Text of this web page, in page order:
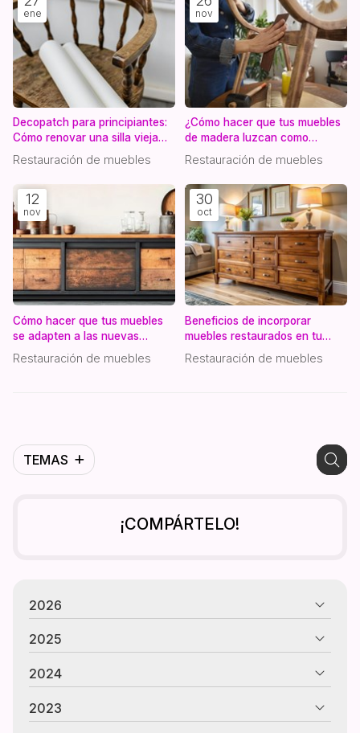
TEMAS
ene
Decopatch para principiantes:
Cómo renovar una silla vieja
paso a paso
Restauración de muebles
nov
¿Cómo hacer que tus muebles
de madera luzcan como
nuevos?
Restauración de muebles
12
nov
Cómo hacer que tus muebles
se adapten a las nuevas
tendencias a través de la
restauración
Restauración de muebles
30
oct
Beneficios de incorporar
muebles restaurados en tu
decoración interior
Restauración de muebles
¡COMPÁRTELO!
2026
2025
2024
2023